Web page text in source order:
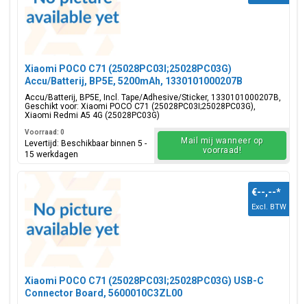
Xiaomi POCO C71 (25028PC03I;25028PC03G)
Accu/Batterij, BP5E, 5200mAh, 1330101000207B
Accu/Batterij, BP5E, Incl. Tape/Adhesive/Sticker, 1330101000207B,
Geschikt voor: Xiaomi POCO C71 (25028PC03I;25028PC03G),
Xiaomi Redmi A5 4G (25028PC03G)
Voorraad: 0
Levertijd: Beschikbaar binnen 5 -
15 werkdagen
Mail mij wanneer op
voorraad!
Xiaomi POCO C71 (25028PC03I;25028PC03G) USB-C
Connector Board, 5600010C3ZL00
€--,--*
Excl. BTW